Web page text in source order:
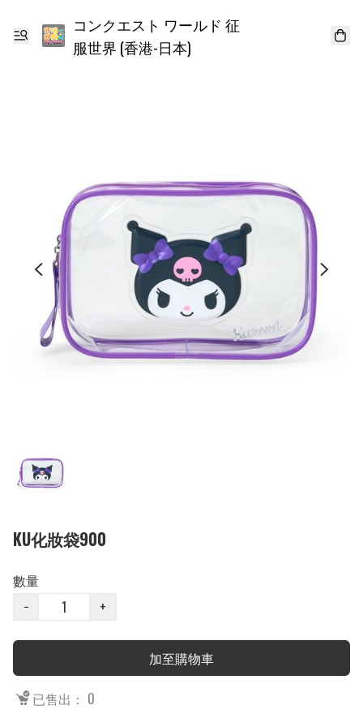
コンクエスト ワールド 征
服世界 (香港-日本)
KU化妝袋900
數量
−
+
加至購物車
已售出： 0